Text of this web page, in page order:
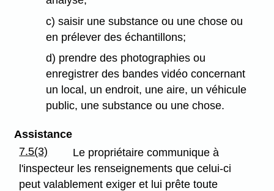
c) saisir une substance ou une chose ou
en prélever des échantillons;
d) prendre des photographies ou
enregistrer des bandes vidéo concernant
un local, un endroit, une aire, un véhicule
public, une substance ou une chose.
Assistance
7.5(3)
Le propriétaire communique à
l'inspecteur les renseignements que celui-ci
peut valablement exiger et lui prête toute